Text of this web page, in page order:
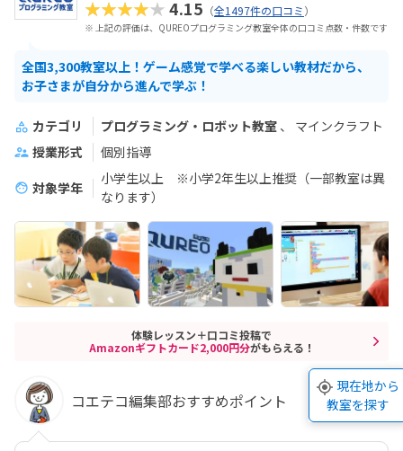
★★★★★4.15 （全1497件の口コミ）
※ 上記の評価は、QUREOプログラミング教室全体の口コミ点数・件数です
全国3,300教室以上！ゲーム感覚で学べる楽しい教材だから、
お子さまが自分から進んで学ぶ！
カテゴリ プログラミング・ロボット教室
マインクラフト
授業形式
個別指導
対象学年
小学生以上 ※小学2年生以上推奨（一部教室は異
なります）
体験レッスン＋口コミ投稿で
Amazonギフトカード2,000円分がもらえる！
コエテコ編集部おすすめポイント
現在地から
教室を探す